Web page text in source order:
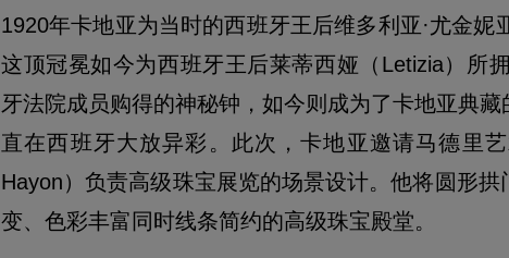
1920年卡地亚为当时的西班牙王后维多利亚·尤金妮
这顶冠冕如今为西班牙王后莱蒂西娅（Letizia）所
牙法院成员购得的神秘钟，如今则成为了卡地亚典
直在西班牙大放异彩。此次，卡地亚邀请马德里
Hayon）负责高级珠宝展览的场景设计。他将圆形
变、色彩丰富同时线条简约的高级珠宝殿堂。